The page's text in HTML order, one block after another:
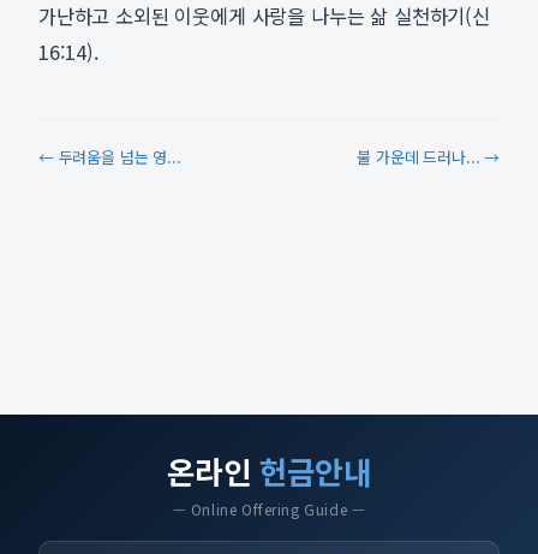
가난하고 소외된 이웃에게 사랑을 나누는 삶 실천하기(신
16:14).
← 두려움을 넘는 영... 불 가운데 드러나... →
온라인 헌금안내
— Online Offering Guide —